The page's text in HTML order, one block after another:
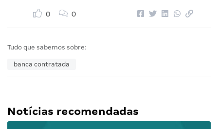
0 0
Tudo que sabemos sobre:
banca contratada
Notícias recomendadas